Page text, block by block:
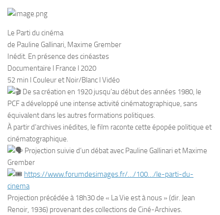
Le Parti du cinéma
de Pauline Gallinari, Maxime Grember
Inédit. En présence des cinéastes
Documentaire l France l 2020
52 min l Couleur et Noir/Blanc l Vidéo
De sa création en 1920 jusqu’au début des années 1980, le
PCF a développé une intense activité cinématographique, sans
équivalent dans les autres formations politiques.
À partir d’archives inédites, le film raconte cette épopée politique et
cinématographique.
Projection suivie d’un débat avec Pauline Gallinari et Maxime
Grember
https://www.forumdesimages.fr/…/100…/le-parti-du-
cinema
Projection précédée à 18h30 de « La Vie est à nous » (dir. Jean
Renoir, 1936) provenant des collections de Ciné-Archives.